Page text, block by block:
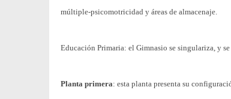
múltiple-psicomotricidad y áreas de almacenaje.
Educación Primaria: el Gimnasio se singulariza, y
Planta primera: esta planta presenta su